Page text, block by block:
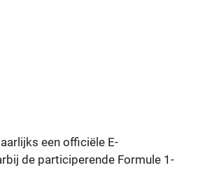
een officiële E-
de participerende Formule 1-